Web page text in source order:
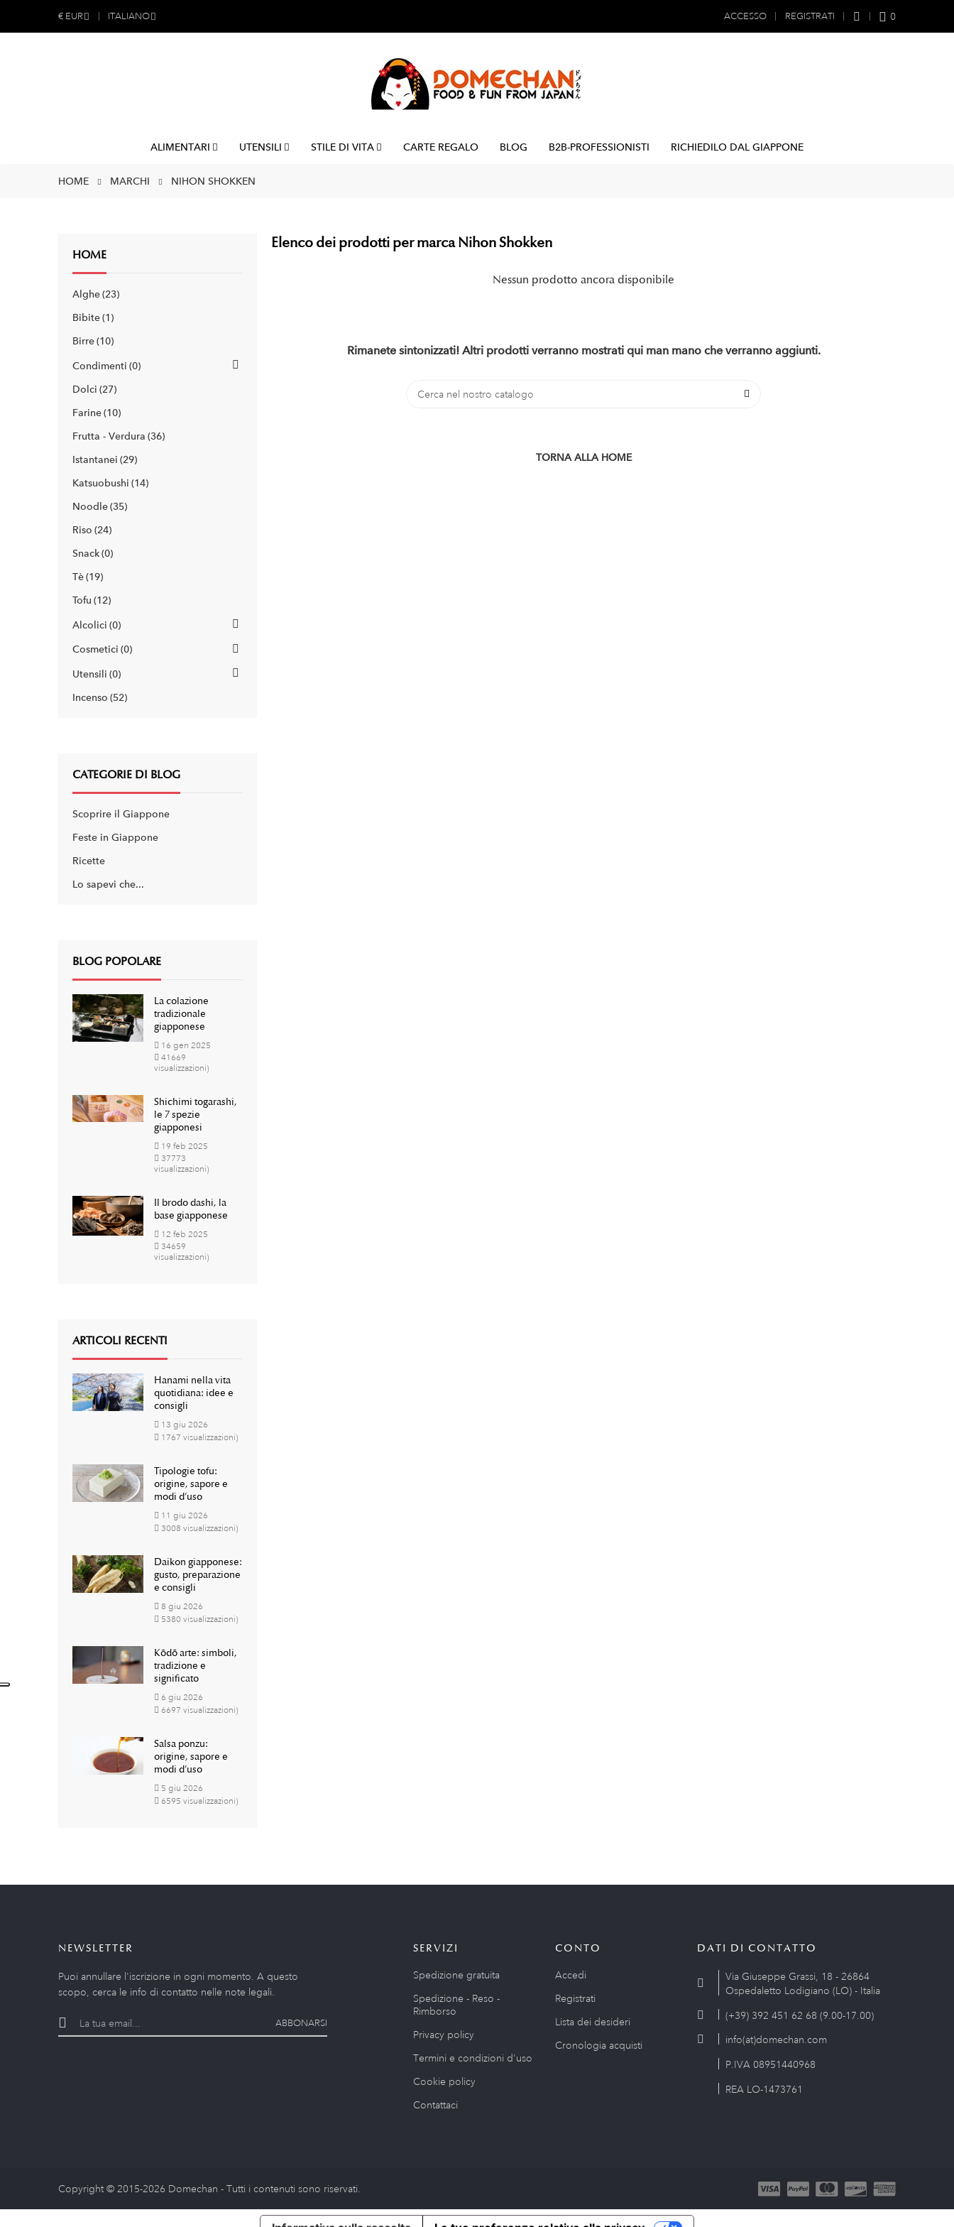
€ EUR ITALIANO ACCESSO REGISTRATI 0
ALIMENTARI UTENSILI STILE DI VITA CARTE REGALO BLOG B2B-PROFESSIONISTI RICHIEDILO DAL GIAPPONE
HOME MARCHI NIHON SHOKKEN
HOME
Alghe 23
Bibite 1
Birre 10
Condimenti 0
Dolci 27
Farine 10
Frutta - Verdura 36
Istantanei 29
Katsuobushi 14
Noodle 35
Riso 24
Snack 0
Tè 19
Tofu 12
Alcolici 0
Cosmetici 0
Utensili 0
Incenso 52
CATEGORIE DI BLOG
Scoprire il Giappone
Feste in Giappone
Ricette
Lo sapevi che...
BLOG POPOLARE
La colazione
tradizionale
giapponese
16 gen 2025
41669
visualizzazioni)
Shichimi togarashi,
le 7 spezie
giapponesi
19 feb 2025
37773
visualizzazioni)
Il brodo dashi, la
base giapponese
12 feb 2025
34659
visualizzazioni)
ARTICOLI RECENTI
Hanami nella vita
quotidiana: idee e
consigli
13 giu 2026
1767 visualizzazioni)
Tipologie tofu:
origine, sapore e
modi d’uso
11 giu 2026
3008 visualizzazioni)
Daikon giapponese:
gusto, preparazione
e consigli
8 giu 2026
5380 visualizzazioni)
Kōdō arte: simboli,
tradizione e
significato
6 giu 2026
6697 visualizzazioni)
Salsa ponzu:
origine, sapore e
modi d’uso
5 giu 2026
6595 visualizzazioni)
Elenco dei prodotti per marca Nihon Shokken
Nessun prodotto ancora disponibile
Rimanete sintonizzati! Altri prodotti verranno mostrati qui man mano che verranno aggiunti.
TORNA ALLA HOME
NEWSLETTER
Puoi annullare l'iscrizione in ogni momento. A questo
scopo, cerca le info di contatto nelle note legali.
ABBONARSI
SERVIZI
Spedizione gratuita
Spedizione - Reso -
Rimborso
Privacy policy
Termini e condizioni d'uso
Cookie policy
Contattaci
CONTO
Accedi
Registrati
Lista dei desideri
Cronologia acquisti
DATI DI CONTATTO
Via Giuseppe Grassi, 18 - 26864
Ospedaletto Lodigiano (LO) - Italia
(+39) 392 451 62 68 (9.00-17.00)
info(at)domechan.com
P.IVA 08951440968
REA LO-1473761
Copyright © 2015-2026 Domechan - Tutti i contenuti sono riservati.